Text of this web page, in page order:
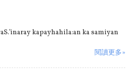
kapayhahila:an ka samiyan
閱讀更多»